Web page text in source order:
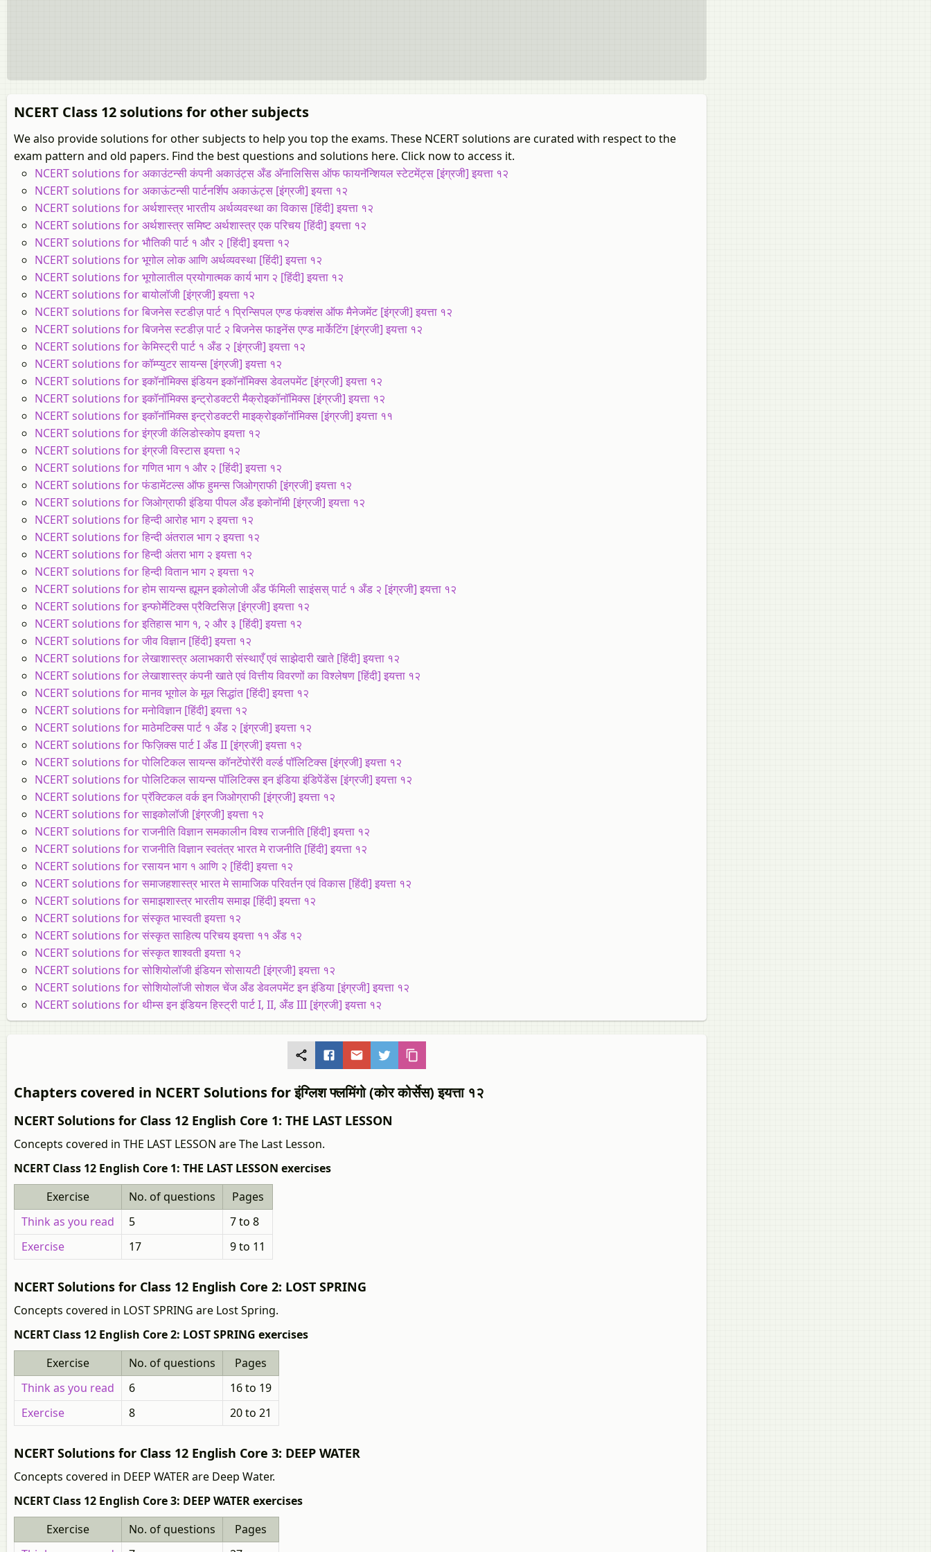
NCERT Class 12 solutions for other subjects
We also provide solutions for other subjects to help you top the exams. These NCERT solutions are curated with respect to the
exam pattern and old papers. Find the best questions and solutions here. Click now to access it.
NCERT solutions for अकाउंटन्सी कंपनी अकाउंट्स अँड अ‍ॅनालिसिस ऑफ फायनॅन्शियल स्टेटमेंट्स [इंग्रजी] इयत्ता १२
NCERT solutions for अकाऊंटन्सी पार्टनर्शिप अकाऊंट्स [इंग्रजी] इयत्ता १२
NCERT solutions for अर्थशास्त्र भारतीय अर्थव्यवस्था का विकास [हिंदी] इयत्ता १२
NCERT solutions for अर्थशास्त्र समिष्ट अर्थशास्त्र एक परिचय [हिंदी] इयत्ता १२
NCERT solutions for भौतिकी पार्ट १ और २ [हिंदी] इयत्ता १२
NCERT solutions for भूगोल लोक आणि अर्थव्यवस्था [हिंदी] इयत्ता १२
NCERT solutions for भूगोलातील प्रयोगात्मक कार्य भाग २ [हिंदी] इयत्ता १२
NCERT solutions for बायोलॉजी [इंग्रजी] इयत्ता १२
NCERT solutions for बिजनेस स्टडीज़ पार्ट १ प्रिन्सिपल एण्ड फंक्शंस ऑफ मैनेजमेंट [इंग्रजी] इयत्ता १२
NCERT solutions for बिजनेस स्टडीज़ पार्ट २ बिजनेस फाइनेंस एण्ड मार्केटिंग [इंग्रजी] इयत्ता १२
NCERT solutions for केमिस्ट्री पार्ट १ अँड २ [इंग्रजी] इयत्ता १२
NCERT solutions for कॉम्प्युटर सायन्स [इंग्रजी] इयत्ता १२
NCERT solutions for इकॉनॉमिक्स इंडियन इकॉनॉमिक्स डेवलपमेंट [इंग्रजी] इयत्ता १२
NCERT solutions for इकॉनॉमिक्स इन्ट्रोडक्टरी मैक्रोइकॉनॉमिक्स [इंग्रजी] इयत्ता १२
NCERT solutions for इकॉनॉमिक्स इन्ट्रोडक्टरी माइक्रोइकॉनॉमिक्स [इंग्रजी] इयत्ता ११
NCERT solutions for इंग्रजी कॅलिडोस्कोप इयत्ता १२
NCERT solutions for इंग्रजी विस्टास इयत्ता १२
NCERT solutions for गणित भाग १ और २ [हिंदी] इयत्ता १२
NCERT solutions for फंडामेंटल्स ऑफ हुमन्स जिओग्राफी [इंग्रजी] इयत्ता १२
NCERT solutions for जिओग्राफी इंडिया पीपल अँड इकोनॉमी [इंग्रजी] इयत्ता १२
NCERT solutions for हिन्दी आरोह भाग २ इयत्ता १२
NCERT solutions for हिन्दी अंतराल भाग २ इयत्ता १२
NCERT solutions for हिन्दी अंतरा भाग २ इयत्ता १२
NCERT solutions for हिन्दी वितान भाग २ इयत्ता १२
NCERT solutions for होम सायन्स ह्यूमन इकोलोजी अँड फॅमिली साइंसस् पार्ट १ अँड २ [इंग्रजी] इयत्ता १२
NCERT solutions for इन्फोर्मेटिक्स प्रैक्टिसिज़ [इंग्रजी] इयत्ता १२
NCERT solutions for इतिहास भाग १, २ और ३ [हिंदी] इयत्ता १२
NCERT solutions for जीव विज्ञान [हिंदी] इयत्ता १२
NCERT solutions for लेखाशास्त्र अलाभकारी संस्थाएँ एवं साझेदारी खाते [हिंदी] इयत्ता १२
NCERT solutions for लेखाशास्त्र कंपनी खाते एवं वित्तीय विवरणों का विश्लेषण [हिंदी] इयत्ता १२
NCERT solutions for मानव भूगोल के मूल सिद्धांत [हिंदी] इयत्ता १२
NCERT solutions for मनोविज्ञान [हिंदी] इयत्ता १२
NCERT solutions for माठेमटिक्स पार्ट १ अँड २ [इंग्रजी] इयत्ता १२
NCERT solutions for फिज़िक्स पार्ट I अँड II [इंग्रजी] इयत्ता १२
NCERT solutions for पोलिटिकल सायन्स कॉनटेंपोरॅरी वर्ल्ड पॉलिटिक्स [इंग्रजी] इयत्ता १२
NCERT solutions for पोलिटिकल सायन्स पॉलिटिक्स इन इंडिया इंडिपेंडेंस [इंग्रजी] इयत्ता १२
NCERT solutions for प्रॅक्टिकल वर्क इन जिओग्राफी [इंग्रजी] इयत्ता १२
NCERT solutions for साइकोलॉजी [इंग्रजी] इयत्ता १२
NCERT solutions for राजनीति विज्ञान समकालीन विश्व राजनीति [हिंदी] इयत्ता १२
NCERT solutions for राजनीति विज्ञान स्वतंत्र भारत मे राजनीति [हिंदी] इयत्ता १२
NCERT solutions for रसायन भाग १ आणि २ [हिंदी] इयत्ता १२
NCERT solutions for समाजहशास्त्र भारत मे सामाजिक परिवर्तन एवं विकास [हिंदी] इयत्ता १२
NCERT solutions for समाझशास्त्र भारतीय समाझ [हिंदी] इयत्ता १२
NCERT solutions for संस्कृत भास्वती इयत्ता १२
NCERT solutions for संस्कृत साहित्य परिचय इयत्ता ११ अँड १२
NCERT solutions for संस्कृत शाश्वती इयत्ता १२
NCERT solutions for सोशियोलॉजी इंडियन सोसायटी [इंग्रजी] इयत्ता १२
NCERT solutions for सोशियोलॉजी सोशल चेंज अँड डेवलपमेंट इन इंडिया [इंग्रजी] इयत्ता १२
NCERT solutions for थीम्स इन इंडियन हिस्ट्री पार्ट I, II, अँड III [इंग्रजी] इयत्ता १२
Chapters covered in NCERT Solutions for इंग्लिश फ्लमिंगो (कोर कोर्सेस) इयत्ता १२
NCERT Solutions for Class 12 English Core 1: THE LAST LESSON
Concepts covered in THE LAST LESSON are The Last Lesson.
NCERT Class 12 English Core 1: THE LAST LESSON exercises
Exercise
No. of questions
Pages
Think as you read
5
7 to 8
Exercise
17 9 to 11
NCERT Solutions for Class 12 English Core 2: LOST SPRING
Concepts covered in LOST SPRING are Lost Spring.
NCERT Class 12 English Core 2: LOST SPRING exercises
Exercise
No. of questions
Pages
Think as you read
6
16 to 19
Exercise
8 20 to 21
NCERT Solutions for Class 12 English Core 3: DEEP WATER
Concepts covered in DEEP WATER are Deep Water.
NCERT Class 12 English Core 3: DEEP WATER exercises
Exercise
No. of questions
Pages